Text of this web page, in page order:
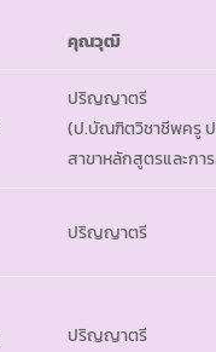
คุณวุฒิ
ปริญญาตรี
(ป.บัณฑิตวิชาชีพครู
สาขาหลักสูตรและกา
ปริญญาตรี
ปริญญาตรี